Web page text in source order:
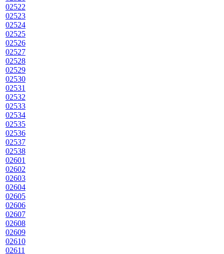
02522
02523
02524
02525
02526
02527
02528
02529
02530
02531
02532
02533
02534
02535
02536
02537
02538
02601
02602
02603
02604
02605
02606
02607
02608
02609
02610
02611